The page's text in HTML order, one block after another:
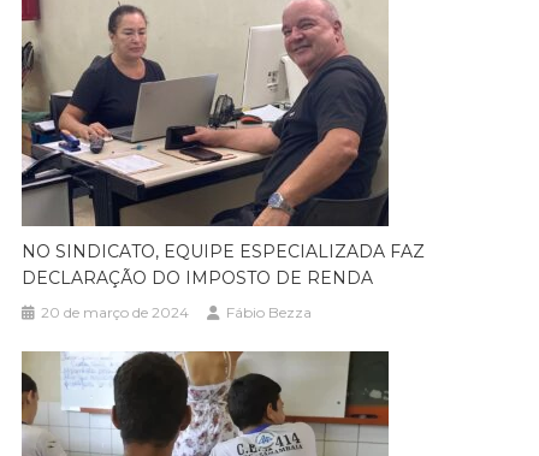
NO SINDICATO, EQUIPE ESPECIALIZADA FAZ
DECLARAÇÃO DO IMPOSTO DE RENDA
20 de março de 2024 Fábio Bezza